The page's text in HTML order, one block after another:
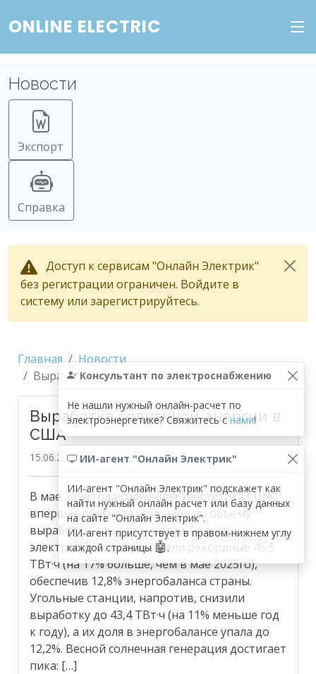
ONLINE ELECTRIC
Новости
Экспорт
Справка
Доступ к сервисам "Онлайн Электрик"
без регистрации ограничен. Войдите в
систему или зарегистрируйтесь.
Консультант по электроснабжению
Не нашли нужный онлайн-расчет по
электроэнергетике? Свяжитесь снами!
ИИ-агент "Онлайн Электрик"
ИИ-агент "Онлайн Электрик" подскажет как
найти нужный онлайн расчет или базу данных
на сайте "Онлайн Электрик".
ИИ-агент присутствует в правом-нижнем углу
каждой страницы🤖.
Главная
Новости
Выработка солнечной энергии в США
Выработка солнечной энергии в
США
15.06.2026 18:25 NovostiEnergetiki Источник
В мае 2026 года солнечная энергетика США
впервые обогнала угольную по объёму
выработки электроэнергии. Солнечные
электростанции произвели рекордные 45,5
ТВт·ч (на 17% больше, чем в мае 2025го),
обеспечив 12,8% энергобаланса страны.
Угольные станции, напротив, снизили
выработку до 43,4 ТВт·ч (на 11% меньше год
к году), а их доля в энергобалансе упала до
12,2%. Весной солнечная генерация достигает
пика: […]